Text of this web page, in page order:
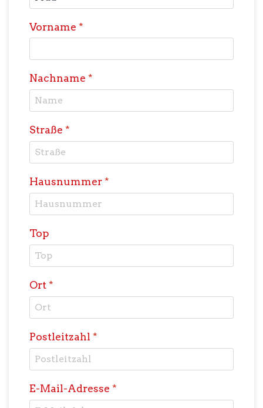
Vorname *
Nachname *
Straße *
Hausnummer*
Top
Ort*
Postleitzahl *
E-Mail-Adresse *